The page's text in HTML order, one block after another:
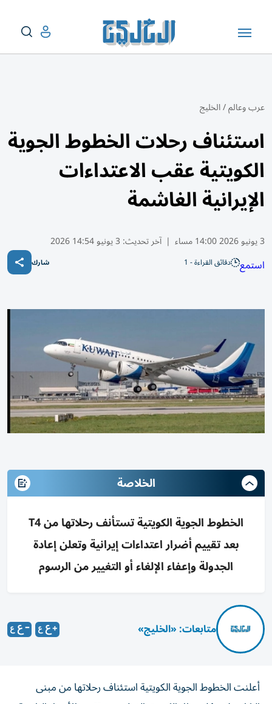
عرب وعالم/الخليج
استئناف رحلات الخطوط الجوية
الكويتية عقب الاعتداءات
الإيرانية الغاشمة
3 يونيو 2026 14:00 مساء | آخر تحديث: 3 يونيو 14:54 2026
استمع دقائق القراءة - 1 شارك
الخلاصة
الخطوط الجوية الكويتية تستأنف رحلاتها من T4
بعد تقييم أضرار اعتداءات إيرانية وتعلن إعادة
الجدولة وإعفاء الإلغاء أو التغيير من الرسوم
متابعات: «الخليج»
أعلنت الخطوط الجوية الكويتية استئناف رحلاتها من مبنى